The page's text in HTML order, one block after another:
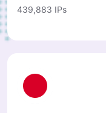
439,883 IPs